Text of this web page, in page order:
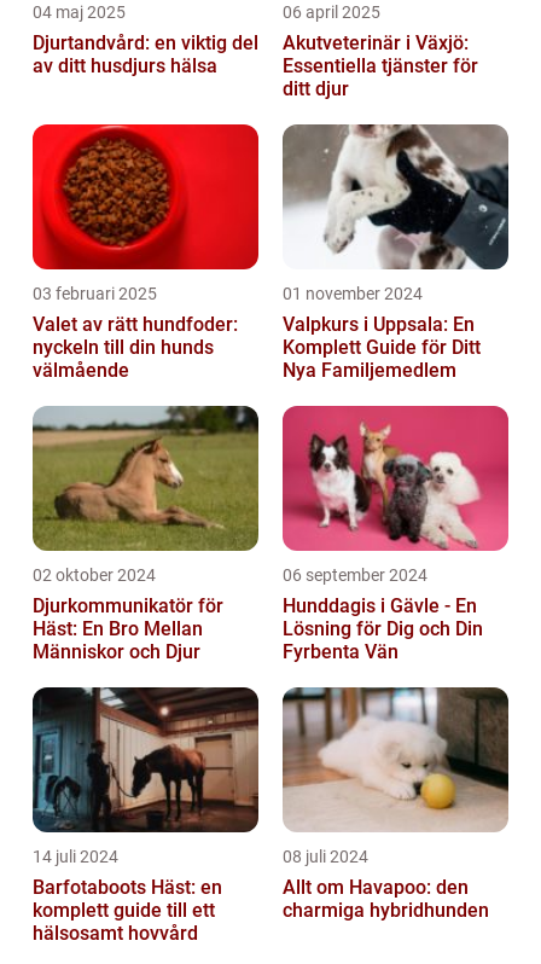
04 maj 2025
Djurtandvård: en viktig del
av ditt husdjurs hälsa
06 april 2025
Akutveterinär i Växjö:
Essentiella tjänster för
ditt djur
03 februari 2025
Valet av rätt hundfoder:
nyckeln till din hunds
välmående
01 november 2024
Valpkurs i Uppsala: En
Komplett Guide för Ditt
Nya Familjemedlem
02 oktober 2024
Djurkommunikatör för
Häst: En Bro Mellan
Människor och Djur
06 september 2024
Hunddagis i Gävle - En
Lösning för Dig och Din
Fyrbenta Vän
14 juli 2024
Barfotaboots Häst: en
komplett guide till ett
hälsosamt hovvård
08 juli 2024
Allt om Havapoo: den
charmiga hybridhunden